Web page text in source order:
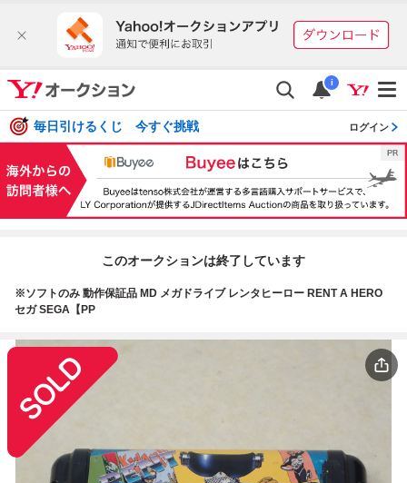
i
毎日引けるくじ 今すぐ挑戦 ログイン
このオークションは終了しています
※ソフトのみ 動作保証品 MD メガドライブ レンタヒーロー RENT A HERO
セガ SEGA【PP